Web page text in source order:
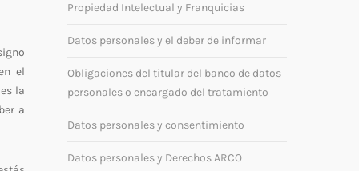
el
la
a
Propiedad Intelectual y Franquicias
Datos personales y el deber de informar
Obligaciones del titular del banco de datos
personales o encargado del tratamiento
Datos personales y consentimiento
Datos personales y Derechos ARCO